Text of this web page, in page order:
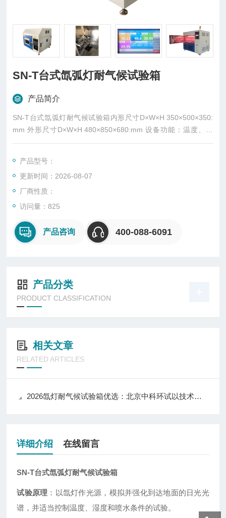
SN-T台式氙弧灯耐气候试验箱
产品简介
SN-T台式氙弧灯耐气候试验箱内形尺寸D×W×H 350×500×350:
mm 外形尺寸D×W×H 480×850×680:mm 设备功能：温度、光
照、喷淋
产品型号：
更新时间：2026-08-07
厂商性质：
访问量：825
产品咨询 400-088-6091
产品分类
PRODUCT CLASSIFICATION
相关文章
RELATED ARTICLES
2026氙灯耐气候试验箱优选：北京中科环试以技术实力推动行业应用升级
详细介绍 在线留言
SN-T台式氙弧灯耐气候试验箱
试验原理 ：以氙灯作光源，模拟并强化到达地面的日光光
谱，并适当控制温度、湿度和喷水条件的试验。